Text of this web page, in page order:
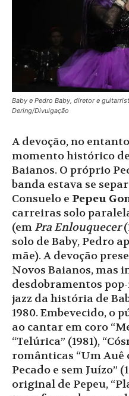
Baby e Pedro Baby, diretor e
Dering/Divulgação
A devoção, no
momento histórico
Baianos. O próprio
banda estava se
Consuelo e Pepeu
carreiras solo
(em Pra Enlouquecer
solo de Baby, Pedro
mãe). A devoção
Novos Baianos, mas
desdobramentos
jazz da história de
1980. Embevecido, o
ao cantar em coro
“Telúrica” (1981),
românticas “Um Auê
Pecado e sem Juízo”
original de Pepeu,